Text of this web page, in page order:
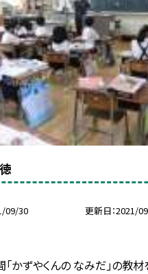
09/30 更新日 2021/
かずやくんの なみだ」の教材